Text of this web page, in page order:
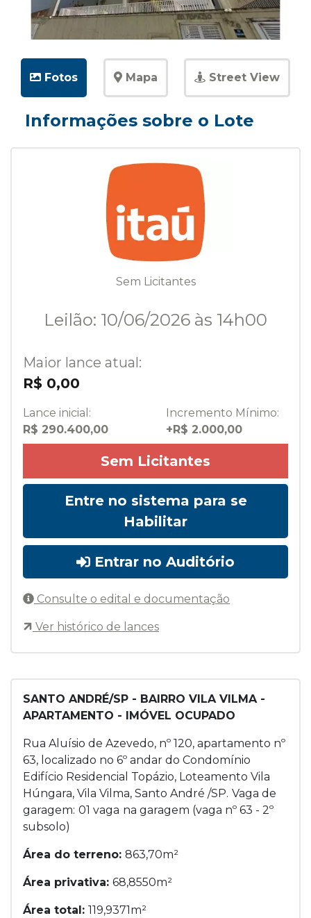
Fotos Mapa Street View
Informações sobre o Lote
SANTO ANDRÉ/SP - BAIRRO VILA VILMA -
APARTAMENTO - IMÓVEL OCUPADO
Rua Aluísio de Azevedo, nº 120, apartamento nº
63, localizado no 6º andar do Condomínio
Edifício Residencial Topázio, Loteamento Vila
Húngara, Vila Vilma, Santo André /SP. Vaga de
garagem: 01 vaga na garagem (vaga nº 63 - 2º
subsolo)
Área do terreno: 863,70m²
Área privativa: 68,8550m²
Área total: 119,9371m²
Sem Licitantes
Leilão: 10/06/2026 às 14h00
Maior lance atual:
R$ 0,00
Lance inicial:
R$ 290.400,00
Incremento Mínimo:
+R$ 2.000,00
Sem Licitantes
Entre no sistema para se
Habilitar
Entrar no Auditório
Consulte o edital e documentação
Ver histórico de lances